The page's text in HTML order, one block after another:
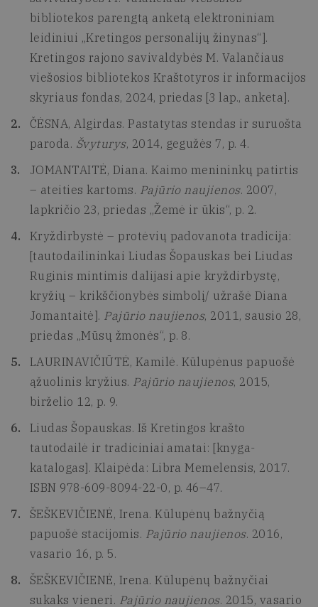
bibliotekos parengtą anketą elektroniniam
leidiniui „Kretingos personalijų žinynas“].
Kretingos rajono savivaldybės M. Valančiaus
viešosios bibliotekos Kraštotyros ir informacijos
skyriaus fondas, 2024, priedas [3 lap., anketa].
ČĖSNA, Algirdas. Pastatytas stendas ir suruošta
paroda. Švyturys, 2014, gegužės 7, p. 4.
JOMANTAITĖ, Diana. Kaimo menininkų patirtis
– ateities kartoms. Pajūrio naujienos. 2007,
lapkričio 23, priedas „Žemė ir ūkis“, p. 2.
Kryždirbystė – protėvių padovanota tradicija:
[tautodailininkai Liudas Šopauskas bei Liudas
Ruginis mintimis dalijasi apie kryždirbystę,
kryžių – krikščionybės simbolį/ užrašė Diana
Jomantaitė]. Pajūrio naujienos, 2011, sausio 28,
priedas „Mūsų žmonės“, p. 8.
LAURINAVIČIŪTĖ, Kamilė. Kūlupėnus papuošė
ąžuolinis kryžius. Pajūrio naujienos, 2015,
birželio 12, p. 9.
Liudas Šopauskas. Iš Kretingos krašto
tautodailė ir tradiciniai amatai: [knyga-
katalogas]. Klaipėda: Libra Memelensis, 2017.
ISBN 978-609-8094-22-0, p. 46–47.
ŠEŠKEVIČIENĖ, Irena. Kūlupėnų bažnyčią
papuošė stacijomis. Pajūrio naujienos. 2016,
vasario 16, p. 5.
ŠEŠKEVIČIENĖ, Irena. Kūlupėnų bažnyčiai
sukaks vieneri. Pajūrio naujienos. 2015, vasario